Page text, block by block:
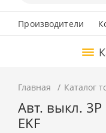
Производители
Главная Каталог
Авт. выкл.
EKF